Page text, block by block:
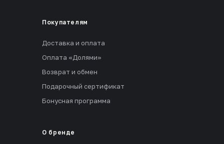
Покупателям
Доставка и оплата
Оплата «Долями»
Возврат и обмен
Подарочный сертификат
Бонусная программа
О бренде